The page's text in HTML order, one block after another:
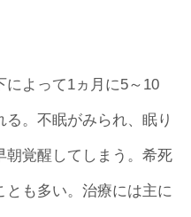
によって1ヵ月に5～10
る。不眠がみられ、眠り
朝覚醒してしまう。希死
とも多い。治療には主に